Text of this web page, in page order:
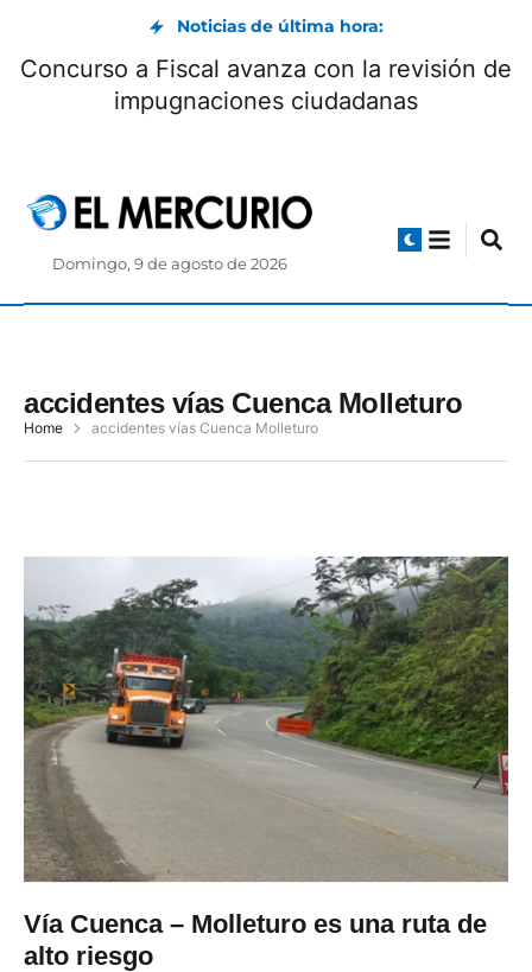
Noticias de última hora:
Concurso a Fiscal avanza con la revisión de
impugnaciones ciudadanas
Domingo, 9 de agosto de 2026
accidentes vías Cuenca Molleturo
Home accidentes vías Cuenca Molleturo
Vía Cuenca – Molleturo es una ruta de
alto riesgo